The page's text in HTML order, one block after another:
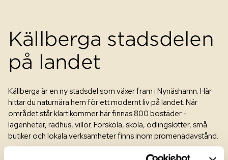
Kontakt
Källberga stadsdelen
på landet
Källberga är en ny stadsdel som växer fram i Nynäshamn. Här
hittar du naturnära hem för ett modernt liv på landet. När
området står klart kommer här finnas 800 bostäder -
lägenheter, radhus, villor. Förskola, skola, odlingslotter, små
butiker och lokala verksamheter finns inom promenadavstånd.